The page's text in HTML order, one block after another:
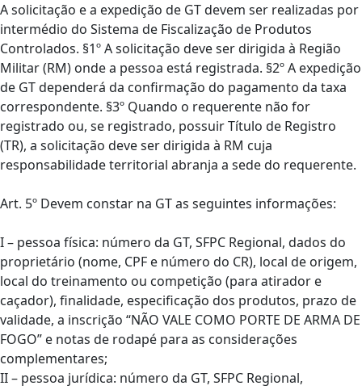
A solicitação e a expedição de GT devem ser realizadas por
intermédio do Sistema de Fiscalização de Produtos
Controlados. §1º A solicitação deve ser dirigida à Região
Militar (RM) onde a pessoa está registrada. §2º A expedição
de GT dependerá da confirmação do pagamento da taxa
correspondente. §3º Quando o requerente não for
registrado ou, se registrado, possuir Título de Registro
(TR), a solicitação deve ser dirigida à RM cuja
responsabilidade territorial abranja a sede do requerente.
Art. 5º Devem constar na GT as seguintes informações:
I – pessoa física: número da GT, SFPC Regional, dados do
proprietário (nome, CPF e número do CR), local de origem,
local do treinamento ou competição (para atirador e
caçador), finalidade, especificação dos produtos, prazo de
validade, a inscrição “NÃO VALE COMO PORTE DE ARMA DE
FOGO” e notas de rodapé para as considerações
complementares;
II – pessoa jurídica: número da GT, SFPC Regional,